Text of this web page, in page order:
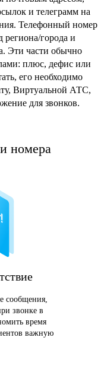
и телеграмм на
Телефонный номер
региона/города и
Эти части обычно
плюс, дефис или
его необходимо
Виртуальной АТС,
для звонков.
номера
сообщения,
звонке в
время
важную